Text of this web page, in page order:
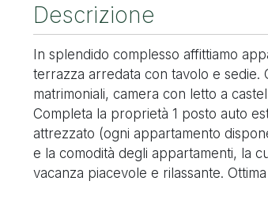
Descrizione
In splendido complesso affittiamo
terrazza arredata con tavolo e
matrimoniali, camera con letto a
Completa la proprietà 1 posto auto
attrezzato (ogni appartamento
e la comodità degli appartamenti, la
vacanza piacevole e rilassante.